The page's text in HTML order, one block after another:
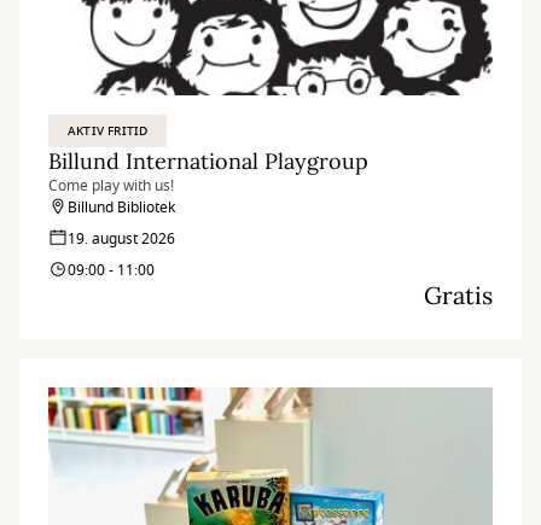
AKTIV FRITID
Billund International Playgroup
Come play with us!
Billund Bibliotek
19. august 2026
09:00 - 11:00
Gratis